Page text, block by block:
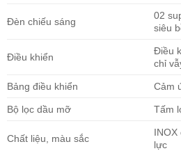
Đèn chiếu sáng
02
siêu
Điều khiển
Điều
chỉ
Bảng điều khiển Cảm
Bộ lọc dầu mỡ Tấm
Chất liệu, màu sắc
lực